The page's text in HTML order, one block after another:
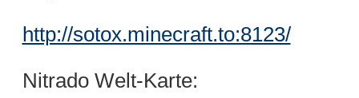
http://sotox.minecraft.to:8123/
Nitrado Welt-Karte: